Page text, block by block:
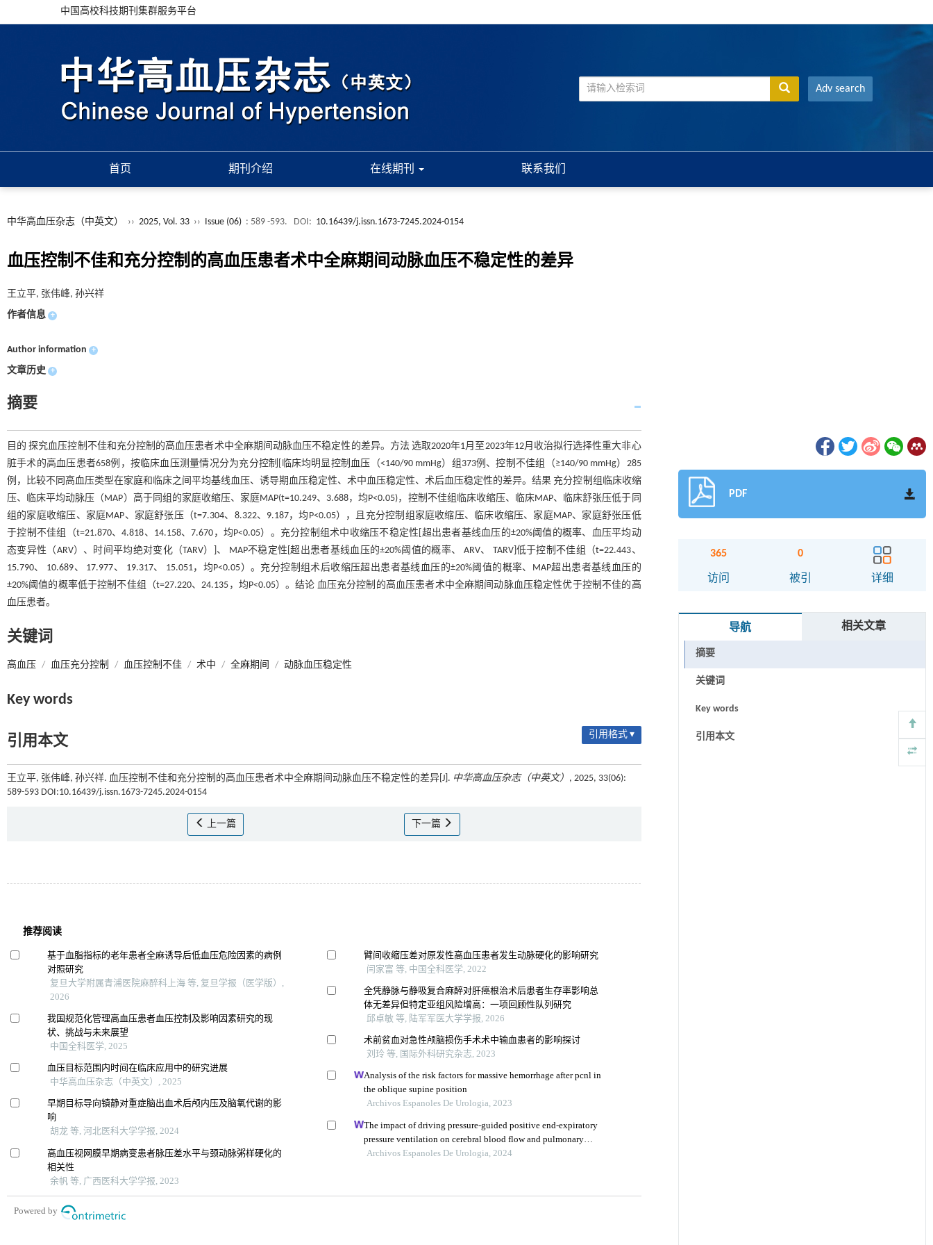
中国高校科技期刊集群服务平台
Adv search
首页 期刊介绍 在线期刊 联系我们
中华高血压杂志（中英文） ›› 2025, Vol. 33 ›› Issue (06) : 589 -593. DOI: 10.16439/j.issn.1673-7245.2024-0154
血压控制不佳和充分控制的高血压患者术中全麻期间动脉血压不稳定性的差异
王立平, 张伟峰, 孙兴祥
作者信息 +
Author information +
文章历史 +
摘要
目的 探究血压控制不佳和充分控制的高血压患者术中全麻期间动脉血压不稳定性的差异。方法 选取2020年1月至2023年12月收治拟行选择性重大非心
脏手术的高血压患者658例，按临床血压测量情况分为充分控制[临床均明显控制血压（<140/90 mmHg）组373例、控制不佳组（≥140/90 mmHg）285
例，比较不同高血压类型在家庭和临床之间平均基线血压、诱导期血压稳定性、术中血压稳定性、术后血压稳定性的差异。结果 充分控制组临床收缩
压、临床平均动脉压（MAP）高于同组的家庭收缩压、家庭MAP(t=10.249、3.688，均P<0.05)，控制不佳组临床收缩压、临床MAP、临床舒张压低于同
组的家庭收缩压、家庭MAP、家庭舒张压（t=7.304、8.322、9.187，均P<0.05），且充分控制组家庭收缩压、临床收缩压、家庭MAP、家庭舒张压低
于控制不佳组（t=21.870、4.818、14.158、7.670，均P<0.05）。充分控制组术中收缩压不稳定性[超出患者基线血压的±20%阈值的概率、血压平均动
态变异性（ARV）、时间平均绝对变化（TARV）]、 MAP不稳定性[超出患者基线血压的±20%阈值的概率、 ARV、 TARV]低于控制不佳组（t=22.443、
15.790、 10.689、 17.977、 19.317、 15.051，均P<0.05）。充分控制组术后收缩压超出患者基线血压的±20%阈值的概率、MAP超出患者基线血压的
±20%阈值的概率低于控制不佳组（t=27.220、24.135，均P<0.05）。结论 血压充分控制的高血压患者术中全麻期间动脉血压稳定性优于控制不佳的高
血压患者。
关键词
高血压 / 血压充分控制 / 血压控制不佳 / 术中 / 全麻期间 / 动脉血压稳定性
Key words
引用本文 引用格式 ▾
王立平, 张伟峰, 孙兴祥. 血压控制不佳和充分控制的高血压患者术中全麻期间动脉血压不稳定性的差异[J]. 中华高血压杂志（中英文） , 2025, 33(06):
589-593 DOI:10.16439/j.issn.1673-7245.2024-0154
上一篇 下一篇
PDF
365
访问
0
被引 详细
导航 相关文章
摘要
关键词
Key words
引用本文